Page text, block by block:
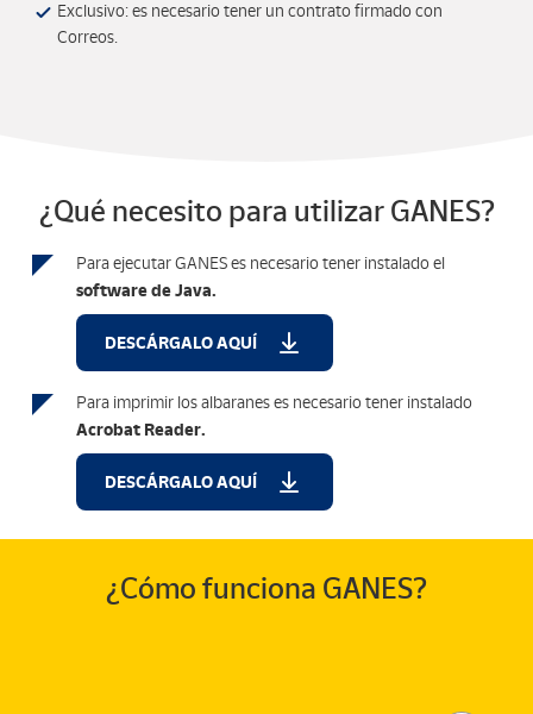
Exclusivo: es necesario tener un contrato firmado con
Correos.
¿Qué necesito para utilizar GANES?
Para ejecutar GANES es necesario tener instalado el
software de Java.
DESCÁRGALO AQUÍ
Para imprimir los albaranes es necesario tener instalado
Acrobat Reader.
DESCÁRGALO AQUÍ
¿Cómo funciona GANES?